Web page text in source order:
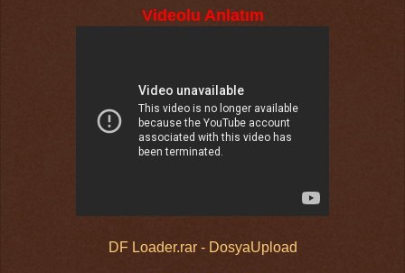
Videolu Anlatım
DF Loader.rar - DosyaUpload